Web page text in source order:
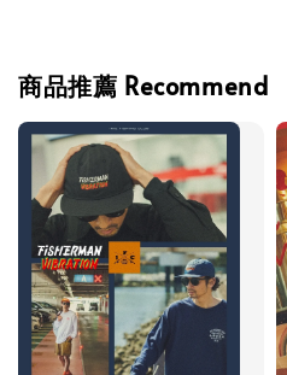
商品推薦 Recommend